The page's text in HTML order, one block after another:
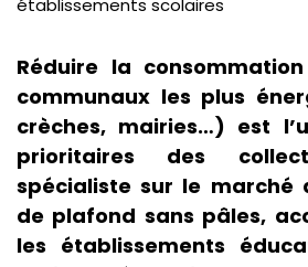
Réduire la
communaux les plus
crèches, mairies…) est
prioritaires des
spécialiste sur le marché
de plafond sans pâles,
les établissements